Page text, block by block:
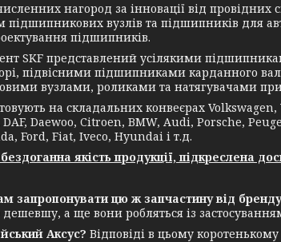
нагород за інновації від провідних
вузлів та підшипників для
підшипників.
SKF представлений усілякими
підвісними підшипниками карданного
вузлами, роликами та натягувачами
на складальних конвеєрах Volkswagen,
Daewoo, Citroen, BMW, Audi, Porsche,
Ford, Fiat, Iveco, Hyundai і т.д.
якість продукції, підкреслена
цю ж запчастину від
дешевшу, а ще вони робляться із
Аксус? Відповіді в цьому коротенькому